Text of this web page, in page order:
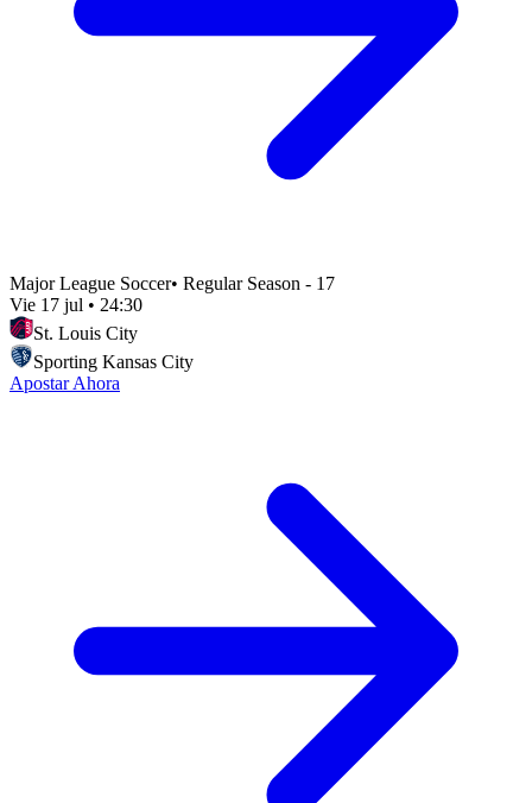
Major League Soccer• Regular Season - 17
Vie 17 jul • 24:30
St. Louis City
Sporting Kansas City
Apostar Ahora